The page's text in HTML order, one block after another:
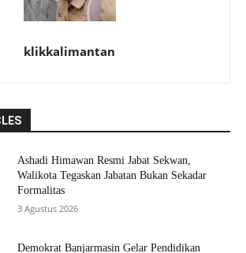
klikkalimantan
Ashadi Himawan Resmi Jabat Sekwan,
Walikota Tegaskan Jabatan Bukan Sekadar
Formalitas
3 Agustus 2026
Demokrat Banjarmasin Gelar Pendidikan